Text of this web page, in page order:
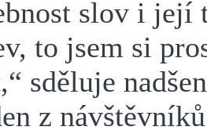
slov i její
to jsem si
sděluje
z